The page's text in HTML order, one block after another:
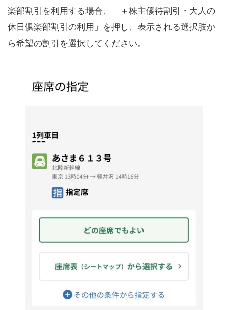
楽部割引を利用する場合、「＋株主優待割引・大人の
休日倶楽部割引の利用」を押し、表示される選択肢か
ら希望の割引を選択してください。